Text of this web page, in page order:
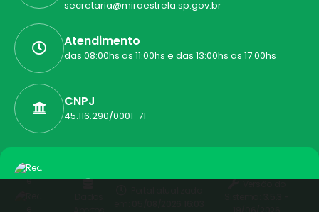
secretaria@miraestrela.sp.gov.br
Atendimento
das 08:00hs as 11:00hs e das 13:00hs as 17:00hs
CNPJ
45.116.290/0001-71